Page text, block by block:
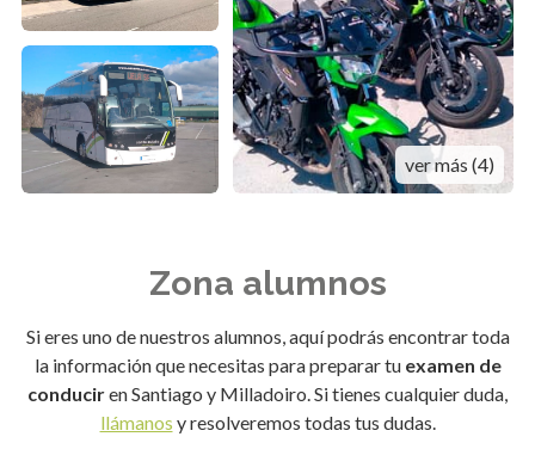
ver más (4)
Zona alumnos
Si eres uno de nuestros alumnos, aquí podrás encontrar toda
la información que necesitas para preparar tu examen de
conduciren Santiago y Milladoiro. Si tienes cualquier duda,
llámanos y resolveremos todas tus dudas.